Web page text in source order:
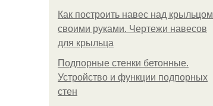
Как построить навес над крыльцом
своими руками. Чертежи навесов
для крыльца
Подпорные стенки бетонные.
Устройство и функции подпорных
стен